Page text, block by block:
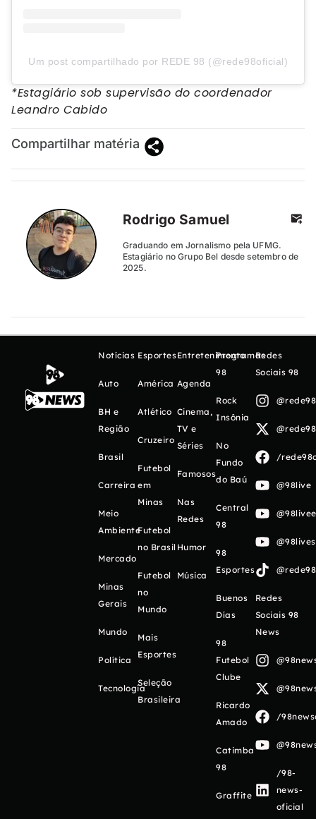
Um post compartilhado por REDE 98 (@rede98oficial)
*Estagiário sob supervisão do coordenador
Leandro Cabido
Compartilhar matéria
Rodrigo Samuel
Graduando em Jornalismo pela UFMG.
Estagiário no Grupo Bel desde setembro de
2025.
Notícias
Auto
BH e
Região
Brasil
Carreira
Meio
Ambiente
Mercado
Minas
Gerais
Mundo
Política
Tecnologia
Esportes
América
Atlético
Cruzeiro
Futebol
em
Minas
Futebol
no Brasil
Futebol
no
Mundo
Mais
Esportes
Seleção
Brasileira
Entretenimento
Agenda
Cinema,
TV e
Séries
Famosos
Nas
Redes
Humor
Música
Programas
98
Rock
Insônia
No
Fundo
do Baú
Central
98
98
Esportes
Buenos
Días
98
Futebol
Clube
Ricardo
Amado
Catimba
98
Graffite
Redes
Sociais 98
/
@98live
Redes
Sociais 98
News
/
/98-
news-
oficial